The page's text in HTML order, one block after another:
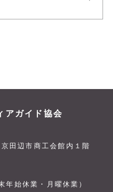
アガイド協会
田辺市商工会館内１階
始休業・月曜休業）